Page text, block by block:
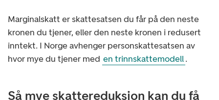
Marginalskatt er skattesatsen du får på den neste
kronen du tjener, eller den neste kronen i redusert
inntekt. I Norge avhenger personskattesatsen av
hvor mye du tjener med en trinnskattemodell.
Så mye skattereduksjon kan du få